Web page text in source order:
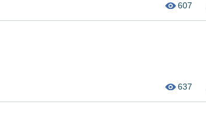
607
637